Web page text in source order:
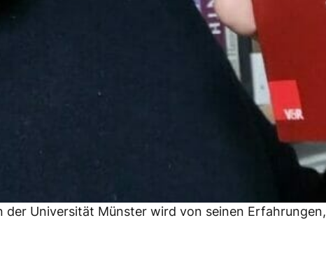
Universität Münster wird von seinen Erfahrungen,